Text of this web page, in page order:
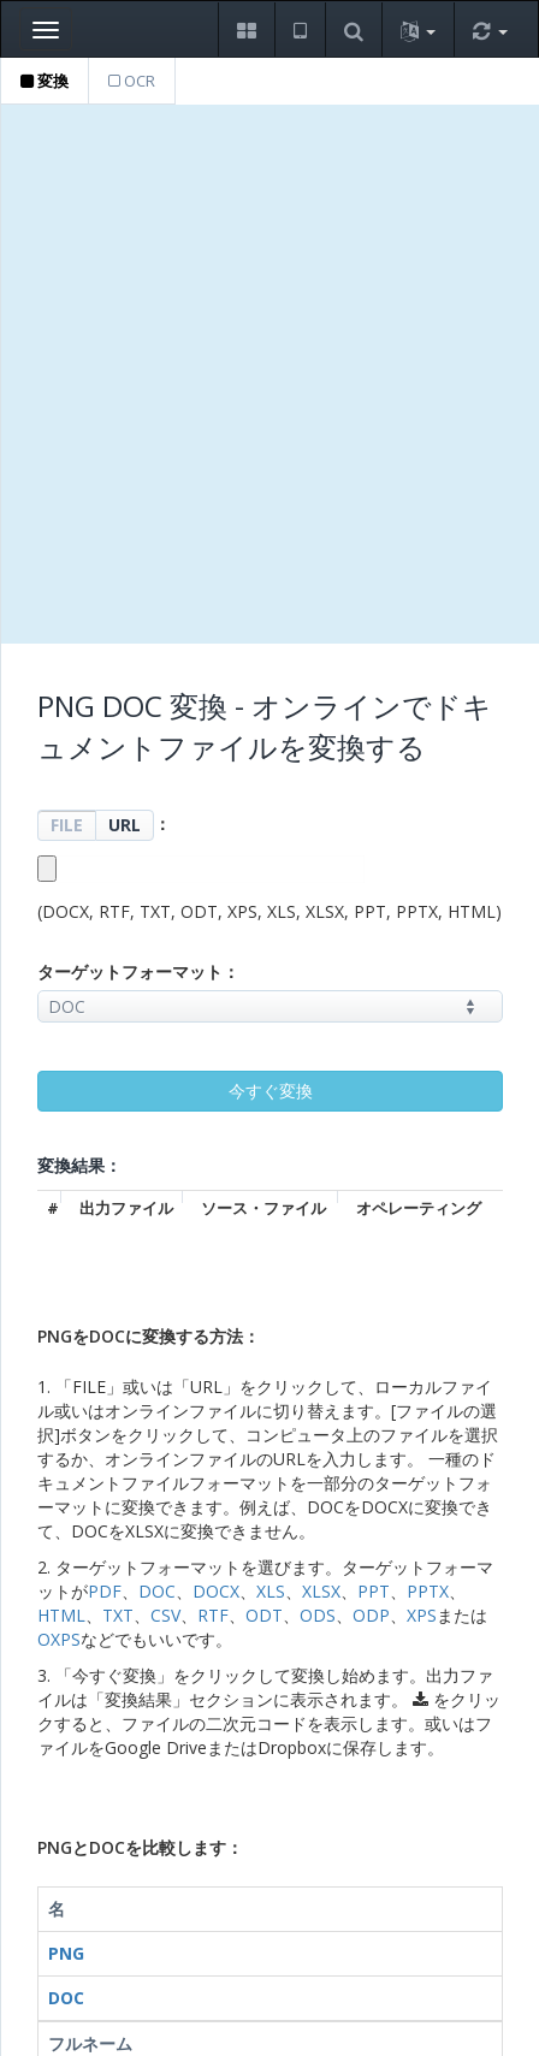
Toggle
navigation
変換 OCR
PNG DOC 変換 - オンラインでドキ
ュメントファイルを変換する
FILE URL ：
(DOCX, RTF, TXT, ODT, XPS, XLS, XLSX, PPT, PPTX, HTML)
ターゲットフォーマット：
変換結果：
# 出力ファイル ソース・ファイル オペレーティング
PNGをDOCに変換する方法：
1. 「FILE」或いは「URL」をクリックして、ローカルファイ
ル或いはオンラインファイルに切り替えます。[ファイルの選
択]ボタンをクリックして、コンピュータ上のファイルを選択
するか、オンラインファイルのURLを入力します。 一種のド
キュメントファイルフォーマットを一部分のターゲットフォ
ーマットに変換できます。例えば、DOCをDOCXに変換でき
て、DOCをXLSXに変換できません。
2. ターゲットフォーマットを選びます。ターゲットフォーマ
ットがPDF、 DOC、 DOCX、 XLS、 XLSX、 PPT、 PPTX、
HTML、 TXT、 CSV、 RTF、 ODT、 ODS、 ODP、 XPSまたは
OXPSなどでもいいです。
3. 「今すぐ変換」をクリックして変換し始めます。出力ファ
イルは「変換結果」セクションに表示されます。
をクリッ
クすると、ファイルの二次元コードを表示します。或いはフ
ァイルをGoogle DriveまたはDropboxに保存します。
PNGとDOCを比較します：
名
PNG
DOC
フルネーム